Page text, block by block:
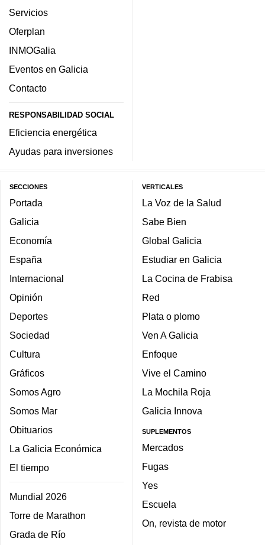
Servicios
Oferplan
INMOGalia
Eventos en Galicia
Contacto
RESPONSABILIDAD SOCIAL
Eficiencia energética
Ayudas para inversiones
SECCIONES
Portada
Galicia
Economía
España
Internacional
Opinión
Deportes
Sociedad
Cultura
Gráficos
Somos Agro
Somos Mar
Obituarios
La Galicia Económica
El tiempo
Mundial 2026
Torre de Marathon
Grada de Río
VERTICALES
La Voz de la Salud
Sabe Bien
Global Galicia
Estudiar en Galicia
La Cocina de Frabisa
Red
Plata o plomo
Ven A Galicia
Enfoque
Vive el Camino
La Mochila Roja
Galicia Innova
SUPLEMENTOS
Mercados
Fugas
Yes
Escuela
On, revista de motor